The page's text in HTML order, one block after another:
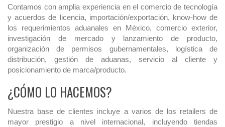
Contamos con amplia experiencia en el comercio de tecnología
y acuerdos de licencia, importación/exportación, know-how de
los requerimientos aduanales en México, comercio exterior,
investigación de mercado y lanzamiento de producto,
organización de permisos gubernamentales, logística de
distribución, gestión de aduanas, servicio al cliente y
posicionamiento de marca/producto.
¿CÓMO LO HACEMOS?
Nuestra base de clientes incluye a varios de los retailers de
mayor prestigio a nivel internacional, incluyendo tiendas